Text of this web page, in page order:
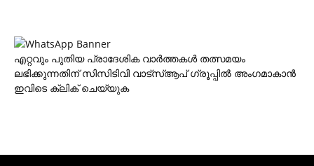
എറ്റവും പുതിയ പ്രാദേശിക വാര്‍ത്തകള്‍ തത്സമയം
ലഭിക്കുന്നതിന് സിസിടിവി വാട്‌സ്ആപ് ഗ്രൂപ്പില്‍ അംഗമാകാന്‍
ഇവിടെ ക്ലിക് ചെയ്യുക